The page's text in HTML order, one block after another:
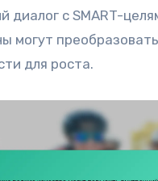
диалог с SMART-
могут
для роста.